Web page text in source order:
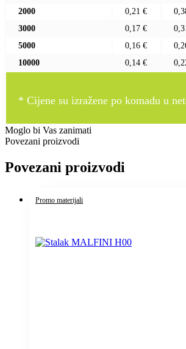
2000
0,21 €
3000
0,17 €
5000
0,16 €
10000
0,14 €
* Cijene su izražene po komadu u
Moglo bi Vas zanimati
Povezani proizvodi
Povezani proizvodi
Promo materijali